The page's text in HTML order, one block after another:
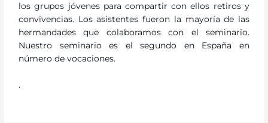
los grupos jóvenes para compartir con ellos retiros y
convivencias. Los asistentes fueron la mayoría de las
hermandades que colaboramos con el seminario.
Nuestro seminario es el segundo en España en
número de vocaciones.
.